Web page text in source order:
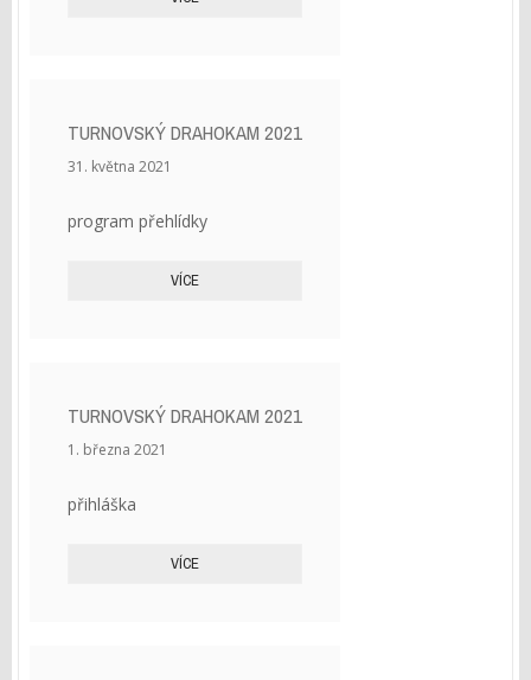
TURNOVSKÝ DRAHOKAM 2021
31. května 2021
program přehlídky
VÍCE
TURNOVSKÝ DRAHOKAM 2021
1. března 2021
přihláška
VÍCE